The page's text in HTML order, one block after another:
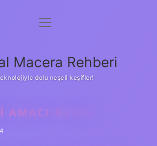
Anasayfa
Yasal Uyarı
menüyü
Macera Rehberi
dolu neşeli keşifler!
AMACI NEDIR